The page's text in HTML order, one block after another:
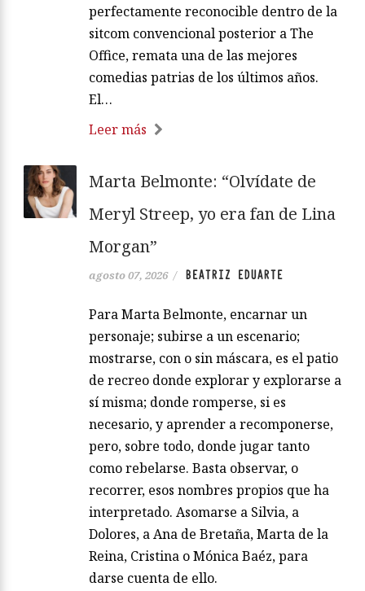
perfectamente reconocible dentro de la
sitcom convencional posterior a The
Office, remata una de las mejores
comedias patrias de los últimos años.
El…
Leer más
Marta Belmonte: “Olvídate de
Meryl Streep, yo era fan de Lina
Morgan”
agosto 07, 2026 / BEATRIZ EDUARTE
Para Marta Belmonte, encarnar un
personaje; subirse a un escenario;
mostrarse, con o sin máscara, es el patio
de recreo donde explorar y explorarse a
sí misma; donde romperse, si es
necesario, y aprender a recomponerse,
pero, sobre todo, donde jugar tanto
como rebelarse. Basta observar, o
recorrer, esos nombres propios que ha
interpretado. Asomarse a Silvia, a
Dolores, a Ana de Bretaña, Marta de la
Reina, Cristina o Mónica Baéz, para
darse cuenta de ello.